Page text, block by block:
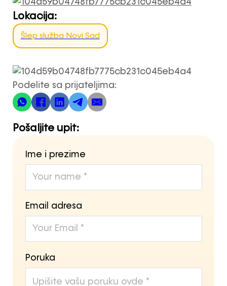
Lokacija:
Šlep služba Novi Sad
Podelite sa prijateljima:
Pošaljite upit:
Ime i prezime
Email adresa
Poruka